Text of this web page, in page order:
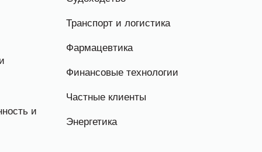
и
Транспорт и логистика
Фармацевтика
Финансовые технологии
Частные клиенты
Энергетика